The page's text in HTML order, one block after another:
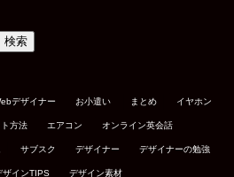
検索
デザイナー お小遣い まとめ イヤホン
方法 エアコン オンライン英会話
サブスク デザイナー デザイナーの勉強
ザインTIPS デザイン素材